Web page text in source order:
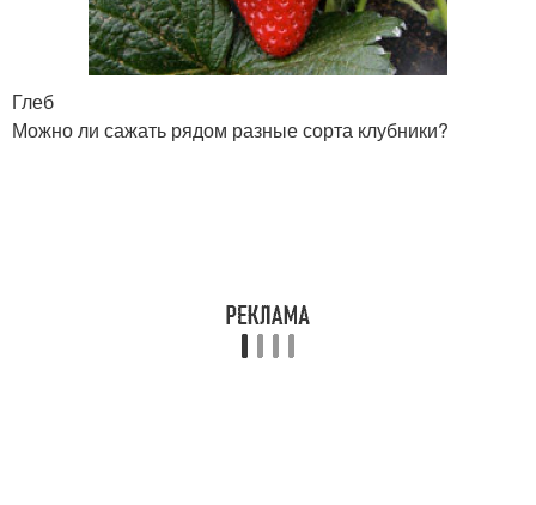
Глеб
Можно ли сажать рядом разные сорта клубники?